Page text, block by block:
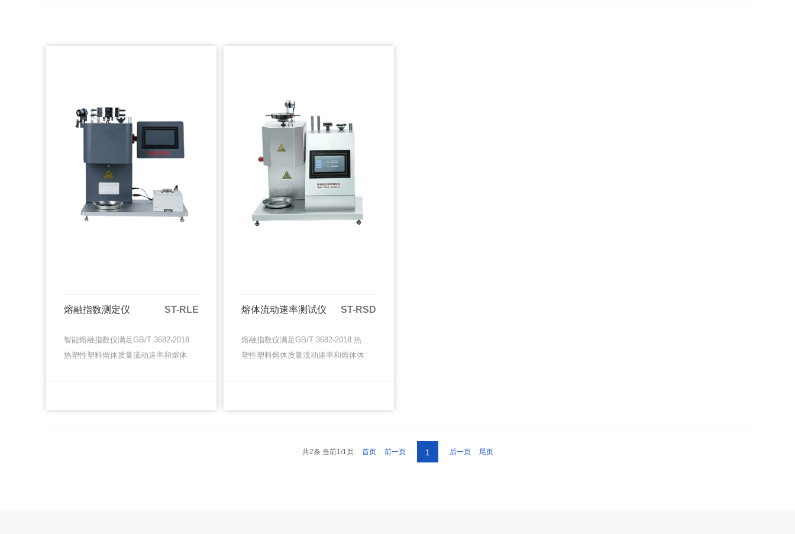
熔融指数测定仪 ST-RLE
智能熔融指数仪满足GB/T 3682-2018
热塑性塑料熔体质量流动速率和熔体
熔体流动速率测试仪 ST-RSD
熔融指数仪满足GB/T 3682-2018 热
塑性塑料熔体质量流动速率和熔体体
共2条 当前1/1页 首页 前一页 1 后一页 尾页